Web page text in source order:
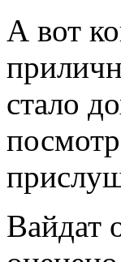
А вот
стало
Вайдат